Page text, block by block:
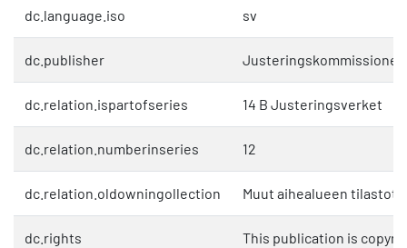
dc.language.iso sv
dc.publisher Justeringskommissionen
dc.relation.ispartofseries 14 B Justeringsverket
dc.relation.numberinseries 12
dc.relation.oldowningollection Muut aihealueen tilastot
dc.rights This publication is